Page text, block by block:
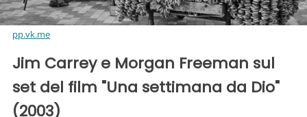
pp.vk.me
Jim Carrey e Morgan Freeman sul
set del film "Una settimana da Dio"
(2003)